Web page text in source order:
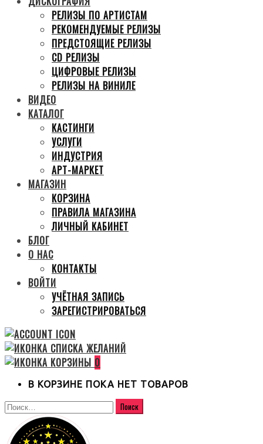
РЕЛИЗЫ ПО АРТИСТАМ
РЕКОМЕНДУЕМЫЕ РЕЛИЗЫ
ПРЕДСТОЯЩИЕ РЕЛИЗЫ
CD РЕЛИЗЫ
ЦИФРОВЫЕ РЕЛИЗЫ
РЕЛИЗЫ НА ВИНИЛЕ
ВИДЕО
КАТАЛОГ
КАСТИНГИ
УСЛУГИ
ИНДУСТРИЯ
АРТ-МАРКЕТ
МАГАЗИН
КОРЗИНА
ПРАВИЛА МАГАЗИНА
ЛИЧНЫЙ КАБИНЕТ
БЛОГ
О НАС
КОНТАКТЫ
ВОЙТИ
УЧЁТНАЯ ЗАПИСЬ
ЗАРЕГИСТРИРОВАТЬСЯ
0
В КОРЗИНЕ ПОКА НЕТ ТОВАРОВ